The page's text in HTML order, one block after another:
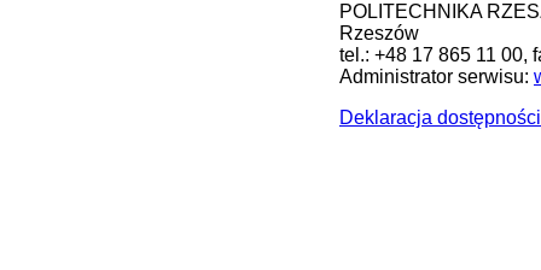
POLITECHNIKA
Rzeszów
tel.: +48 17 865 11 00,
Administrator serwisu:
Deklaracja dostępności